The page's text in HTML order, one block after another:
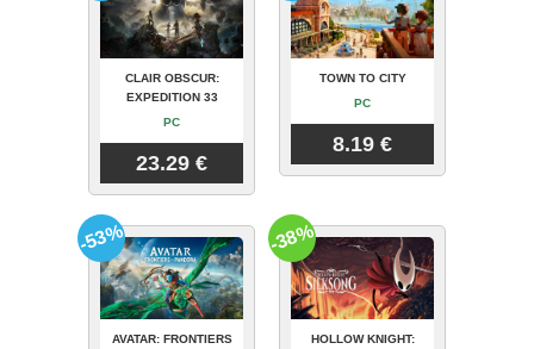
CLAIR OBSCUR:
EXPEDITION 33
PC
23.29 €
TOWN TO CITY
PC
8.19 €
AVATAR: FRONTIERS
-53%
HOLLOW KNIGHT:
-38%